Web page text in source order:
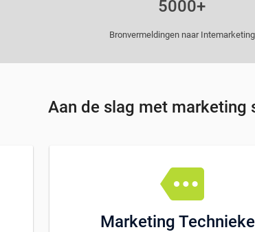
5000+
Bronvermeldingen naar Intemarketing
Aan de slag met marketing
more
Marketing